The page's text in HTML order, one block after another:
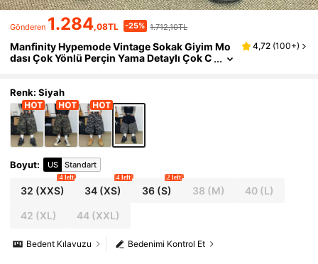
Gönderen 1.284,08TL -25% 1.712,10TL
Manfinity Hypemode Vintage Sokak Giyim Mo
dası Çok Yönlü Perçin Yama Detaylı Çok C
4,72 (100+)
Renk: Siyah
Boyut: US Standart
32 (XXS)
4 left
34 (XS)
4 left
36(S)
2 left
38 (M) 40 (L)
42 (XL) 44 (XXL)
Bedenimi Kontrol Et
Bedent Kılavuzu